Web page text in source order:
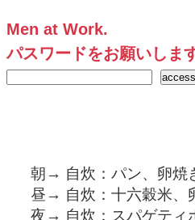
Men at Work.
パスワードをお願いしま
朝→ 自炊：パン、卵焼
昼→ 自炊：十六穀米、
夜→ 自炊：スパゲティ